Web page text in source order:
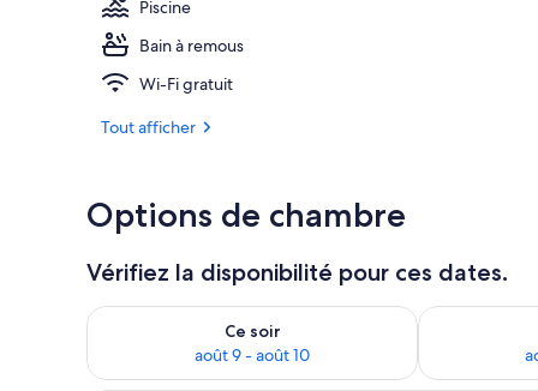
Piscine
Bain à remous
Wi-Fi gratuit
Tout afficher
Options de chambre
Vérifiez la disponibilité pour ces dates.
Ce soir
août 9 - août 10
Vérifier la disponibilité pour ce soir août 9 - août 10
Vérifier la